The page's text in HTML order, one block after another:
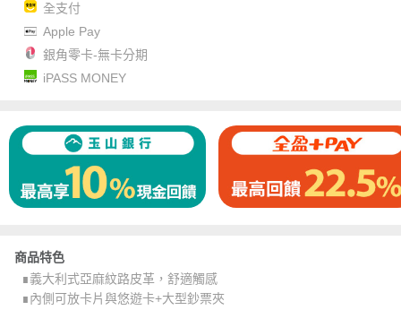
全支付
Apple Pay
銀角零卡-無卡分期
iPASS MONEY
商品特色
∎義大利式亞麻紋路皮革，舒適觸感
∎內側可放卡片與悠遊卡+大型鈔票夾